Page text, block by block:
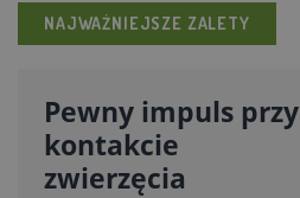
NAJWAŻNIEJSZE ZALETY
Pewny impuls przy
kontakcie
zwierzęcia